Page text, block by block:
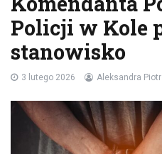
Policji w Kole
stanowisko
3 lutego 2026 Aleksandra